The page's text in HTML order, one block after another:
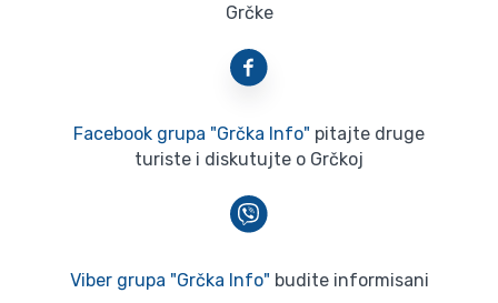
Grčke
Facebook grupa "Grčka Info" pitajte druge
turiste i diskutujte o Grčkoj
Viber grupa "Grčka Info" budite informisani